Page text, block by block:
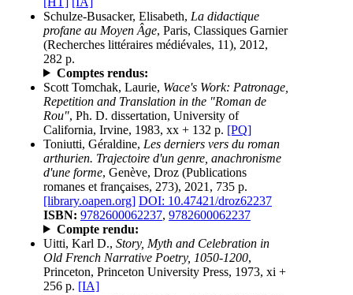
Schulze-Busacker, Elisabeth, La didactique
profane au Moyen Âge, Paris, Classiques Garnier
(Recherches littéraires médiévales, 11), 2012,
282 p.
Comptes rendus:
Scott Tomchak, Laurie, Wace's Work: Patronage,
Repetition and Translation in the "Roman de
Rou", Ph. D. dissertation, University of
California, Irvine, 1983, xx + 132 p. [PQ]
Toniutti, Géraldine, Les derniers vers du roman
arthurien. Trajectoire d'un genre, anachronisme
d'une forme, Genève, Droz (Publications
romanes et françaises, 273), 2021, 735 p.
[library.oapen.org] DOI: 10.47421/droz62237
ISBN: 9782600062237, 9782600062237
Compte rendu:
Uitti, Karl D., Story, Myth and Celebration in
Old French Narrative Poetry, 1050-1200,
Princeton, Princeton University Press, 1973, xi +
256 p. [IA]